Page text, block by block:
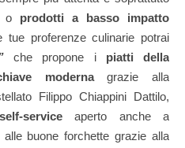
o prodotti a basso impatto
tue proferenze culinarie potrai
che propone i piatti della
modernagrazie alla
Filippo Chiappini Dattilo,
service aperto anche a
buone forchette grazie alla